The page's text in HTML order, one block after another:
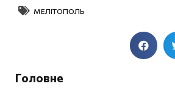
МЕЛІТОПОЛЬ
Головне